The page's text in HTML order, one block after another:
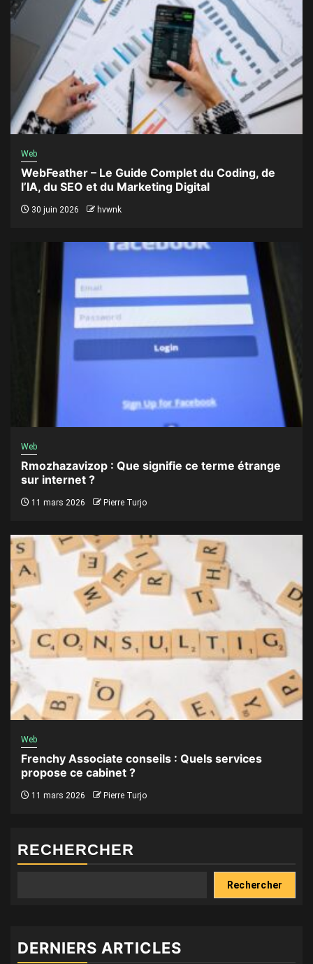
Web
WebFeather – Le Guide Complet du Coding, de
l’IA, du SEO et du Marketing Digital
30 juin 2026 hvwnk
Web
Rmozhazavizop : Que signifie ce terme étrange
sur internet ?
11 mars 2026 Pierre Turjo
Web
Frenchy Associate conseils : Quels services
propose ce cabinet ?
11 mars 2026 Pierre Turjo
RECHERCHER
Rechercher
DERNIERS ARTICLES